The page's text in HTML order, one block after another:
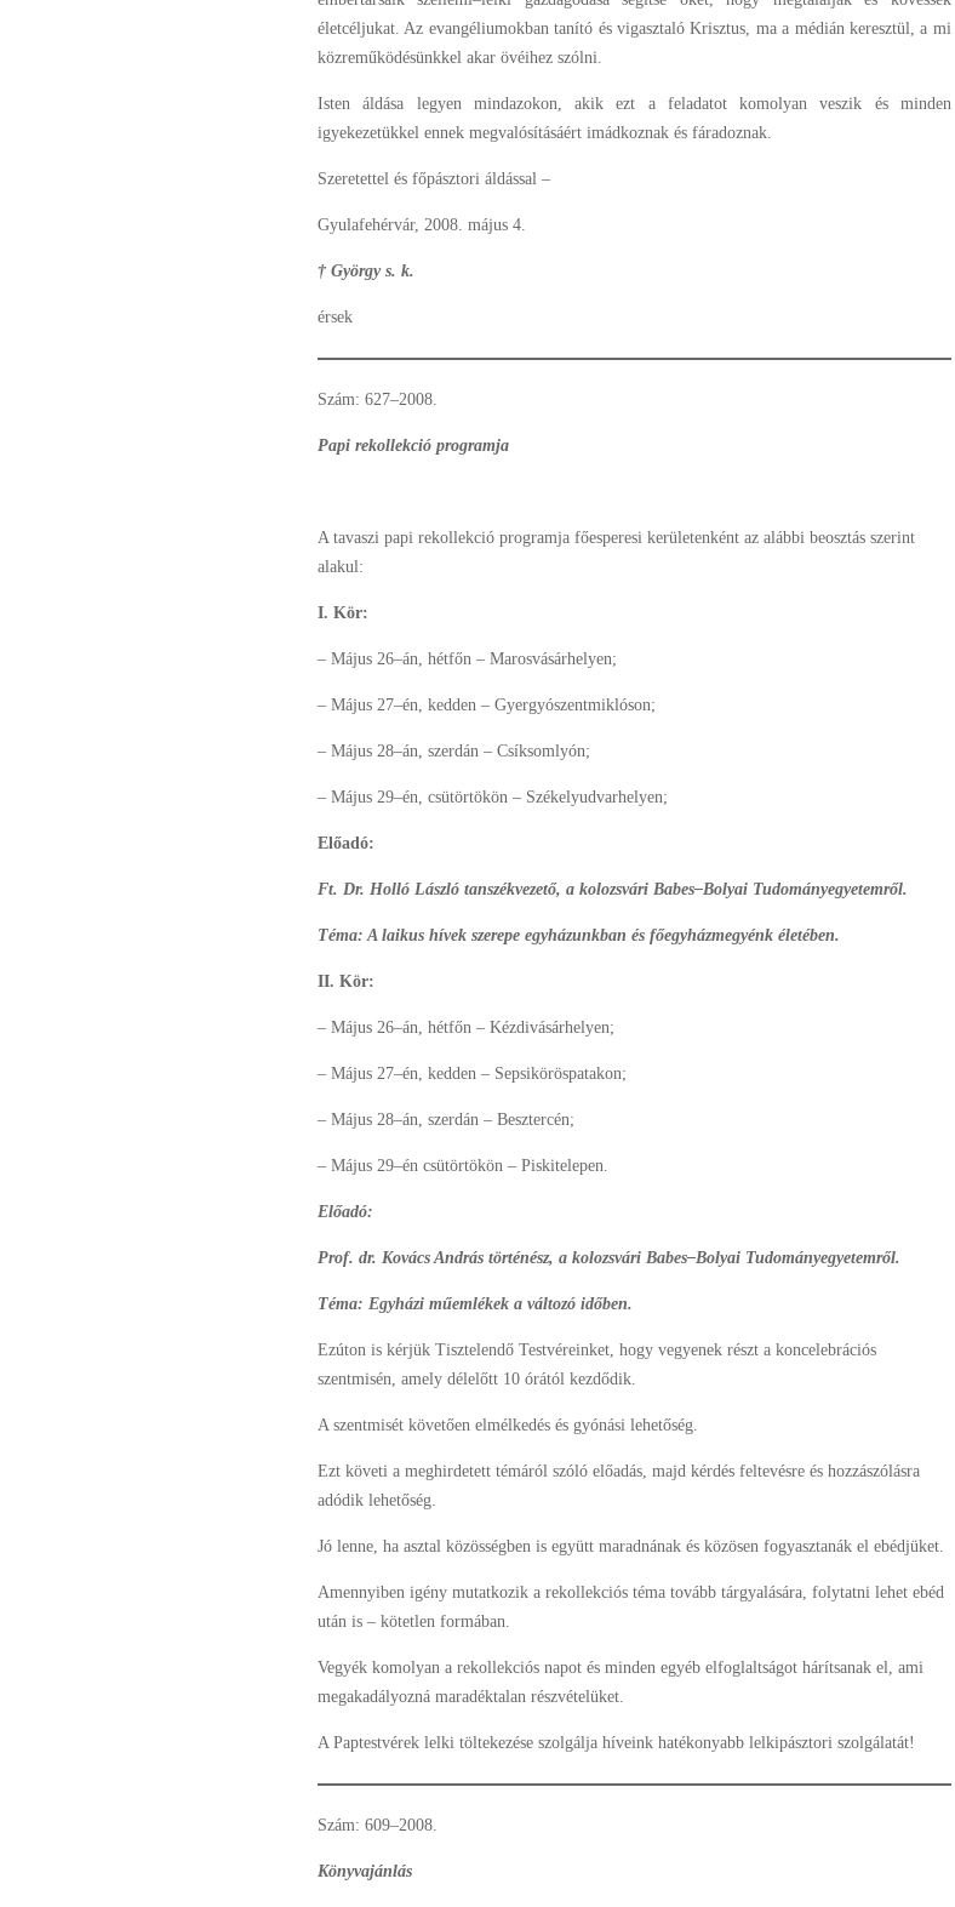
életcéljukat. Az evangéliumokban tanító és vigasztaló Krisztus, ma a médián keresztül, a mi
közreműködésünkkel akar övéihez szólni.
Isten áldása legyen mindazokon, akik ezt a feladatot komolyan veszik és minden
igyekezetükkel ennek megvalósításáért imádkoznak és fáradoznak.
Szeretettel és főpásztori áldással –
Gyulafehérvár, 2008. május 4.
† György s. k.
érsek
Szám: 627–2008.
Papi rekollekció programja
A tavaszi papi rekollekció programja főesperesi kerületenként az alábbi beosztás szerint
alakul:
I. Kör:
– Május 26–án, hétfőn – Marosvásárhelyen;
– Május 27–én, kedden – Gyergyószentmiklóson;
– Május 28–án, szerdán – Csíksomlyón;
– Május 29–én, csütörtökön – Székelyudvarhelyen;
Előadó:
Ft. Dr. Holló László tanszékvezető, a kolozsvári Babes–Bolyai Tudományegyetemről.
Téma: A laikus hívek szerepe egyházunkban és főegyházmegyénk életében.
II. Kör:
– Május 26–án, hétfőn – Kézdivásárhelyen;
– Május 27–én, kedden – Sepsiköröspatakon;
– Május 28–án, szerdán – Besztercén;
– Május 29–én csütörtökön – Piskitelepen.
Előadó:
Prof. dr. Kovács András történész, a kolozsvári Babes–Bolyai Tudományegyetemről.
Téma: Egyházi műemlékek a változó időben.
Ezúton is kérjük Tisztelendő Testvéreinket, hogy vegyenek részt a koncelebrációs
szentmisén, amely délelőtt 10 órától kezdődik.
A szentmisét követően elmélkedés és gyónási lehetőség.
Ezt követi a meghirdetett témáról szóló előadás, majd kérdés feltevésre és hozzászólásra
adódik lehetőség.
Jó lenne, ha asztal közösségben is együtt maradnának és közösen fogyasztanák el ebédjüket.
Amennyiben igény mutatkozik a rekollekciós téma tovább tárgyalására, folytatni lehet ebéd
után is – kötetlen formában.
Vegyék komolyan a rekollekciós napot és minden egyéb elfoglaltságot hárítsanak el, ami
megakadályozná maradéktalan részvételüket.
A Paptestvérek lelki töltekezése szolgálja híveink hatékonyabb lelkipásztori szolgálatát!
Szám: 609–2008.
Könyvajánlás